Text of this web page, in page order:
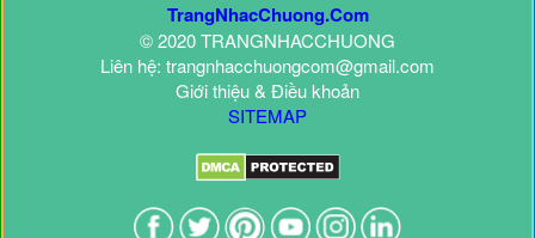
TrangNhacChuong.Com
© 2020 TRANGNHACCHUONG
Liên hệ: trangnhacchuongcom@gmail.com
Giới thiệu & Điều khoản
SITEMAP